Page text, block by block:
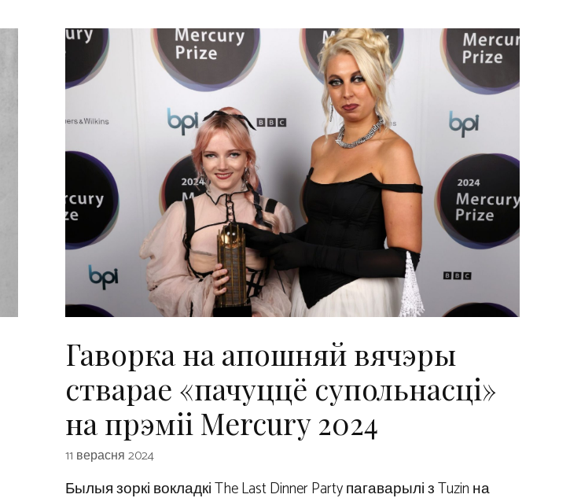
Гаворка на апошняй вячэры
стварае «пачуццё супольнасці»
на прэміі Mercury 2024
11 верасня 2024
Былыя зоркі вокладкі The Last Dinner Party пагаварылі з Tuzin на